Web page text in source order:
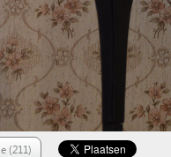
(211)